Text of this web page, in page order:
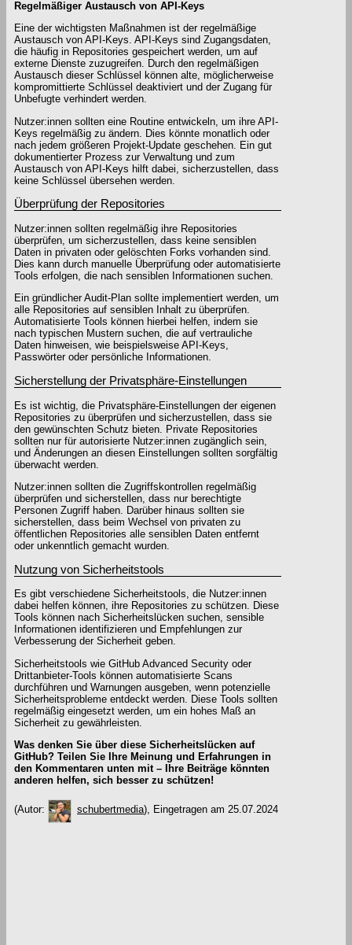
Regelmäßiger Austausch von API-Keys
Eine der wichtigsten Maßnahmen ist der regelmäßige
Austausch von API-Keys. API-Keys sind Zugangsdaten,
die häufig in Repositories gespeichert werden, um auf
externe Dienste zuzugreifen. Durch den regelmäßigen
Austausch dieser Schlüssel können alte, möglicherweise
kompromittierte Schlüssel deaktiviert und der Zugang für
Unbefugte verhindert werden.
Nutzer:innen sollten eine Routine entwickeln, um ihre API-
Keys regelmäßig zu ändern. Dies könnte monatlich oder
nach jedem größeren Projekt-Update geschehen. Ein gut
dokumentierter Prozess zur Verwaltung und zum
Austausch von API-Keys hilft dabei, sicherzustellen, dass
keine Schlüssel übersehen werden.
Überprüfung der Repositories
Nutzer:innen sollten regelmäßig ihre Repositories
überprüfen, um sicherzustellen, dass keine sensiblen
Daten in privaten oder gelöschten Forks vorhanden sind.
Dies kann durch manuelle Überprüfung oder automatisierte
Tools erfolgen, die nach sensiblen Informationen suchen.
Ein gründlicher Audit-Plan sollte implementiert werden, um
alle Repositories auf sensiblen Inhalt zu überprüfen.
Automatisierte Tools können hierbei helfen, indem sie
nach typischen Mustern suchen, die auf vertrauliche
Daten hinweisen, wie beispielsweise API-Keys,
Passwörter oder persönliche Informationen.
Sicherstellung der Privatsphäre-Einstellungen
Es ist wichtig, die Privatsphäre-Einstellungen der eigenen
Repositories zu überprüfen und sicherzustellen, dass sie
den gewünschten Schutz bieten. Private Repositories
sollten nur für autorisierte Nutzer:innen zugänglich sein,
und Änderungen an diesen Einstellungen sollten sorgfältig
überwacht werden.
Nutzer:innen sollten die Zugriffskontrollen regelmäßig
überprüfen und sicherstellen, dass nur berechtigte
Personen Zugriff haben. Darüber hinaus sollten sie
sicherstellen, dass beim Wechsel von privaten zu
öffentlichen Repositories alle sensiblen Daten entfernt
oder unkenntlich gemacht wurden.
Nutzung von Sicherheitstools
Es gibt verschiedene Sicherheitstools, die Nutzer:innen
dabei helfen können, ihre Repositories zu schützen. Diese
Tools können nach Sicherheitslücken suchen, sensible
Informationen identifizieren und Empfehlungen zur
Verbesserung der Sicherheit geben.
Sicherheitstools wie GitHub Advanced Security oder
Drittanbieter-Tools können automatisierte Scans
durchführen und Warnungen ausgeben, wenn potenzielle
Sicherheitsprobleme entdeckt werden. Diese Tools sollten
regelmäßig eingesetzt werden, um ein hohes Maß an
Sicherheit zu gewährleisten.
Was denken Sie über diese Sicherheitslücken auf
GitHub? Teilen Sie Ihre Meinung und Erfahrungen in
den Kommentaren unten mit – Ihre Beiträge könnten
anderen helfen, sich besser zu schützen!
(Autor: schubertmedia), Eingetragen am 25.07.2024